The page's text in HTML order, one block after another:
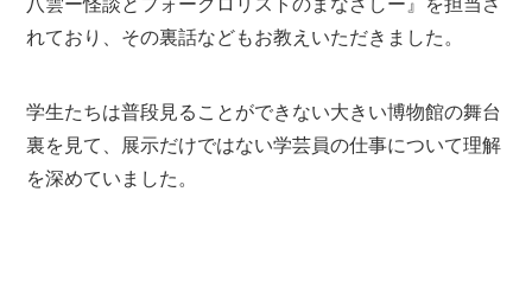
れており、その裏話などもお教えいただきました。
学生たちは普段見ることができない大きい博物館の舞台
裏を見て、展示だけではない学芸員の仕事について理解
を深めていました。